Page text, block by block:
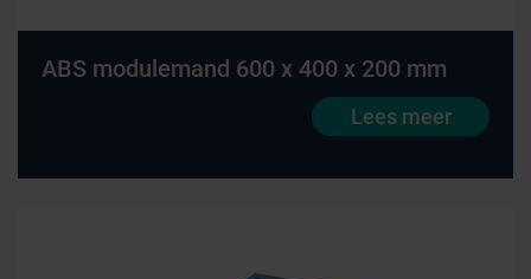
ABS modulemand 600 x 400 x 200 mm
Lees meer